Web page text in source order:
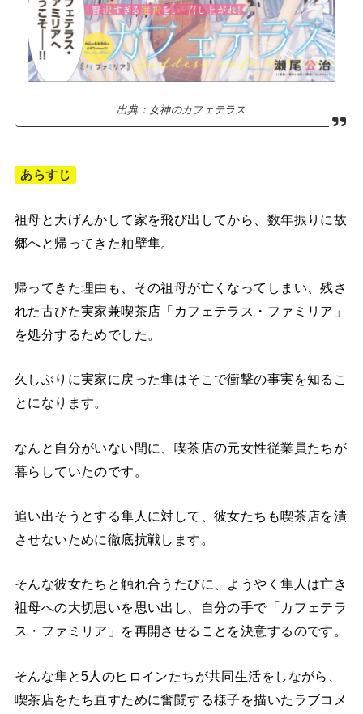
出典：女神のカフェテラス
あらすじ
祖母と大げんかして家を飛び出してから、数年振りに故
郷へと帰ってきた粕壁隼。
帰ってきた理由も、その祖母が亡くなってしまい、残さ
れた古びた実家兼喫茶店「カフェテラス・ファミリア」
を処分するためでした。
久しぶりに実家に戻った隼はそこで衝撃の事実を知るこ
とになります。
なんと自分がいない間に、喫茶店の元女性従業員たちが
暮らしていたのです。
追い出そうとする隼人に対して、彼女たちも喫茶店を潰
させないために徹底抗戦します。
そんな彼女たちと触れ合うたびに、ようやく隼人は亡き
祖母への大切思いを思い出し、自分の手で「カフェテラ
ス・ファミリア」を再開させることを決意するのです。
そんな隼と5人のヒロインたちが共同生活をしながら、
喫茶店をたち直すために奮闘する様子を描いたラブコメ